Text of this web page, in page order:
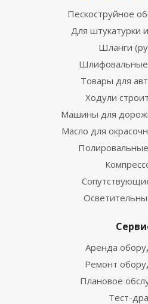
Пескоструйное
Для штукатурки
Шланги
Товары для
Ходули
Машины для
Масло для
Аренда
Ремонт
Плановое
Тест-